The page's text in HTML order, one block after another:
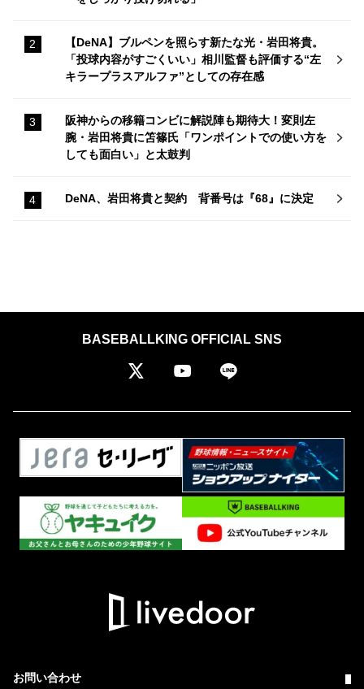
【DeNA】ブルペンを照らす新たな光・岩田将貴。
「投球内容がすごくいい」相川監督も評価する“左
キラープラスアルファ”としての存在感
阪神からの移籍コンビに解説陣も期待大！変則左
腕・岩田将貴に笘篠氏「ワンポイントでの使い方を
しても面白い」と太鼓判
DeNA、岩田将貴と契約 背番号は『68』に決定
BASEBALLKING OFFICIAL SNS
お問い合わせ